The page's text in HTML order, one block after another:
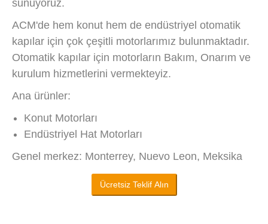
sunuyoruz.
ACM'de hem konut hem de endüstriyel otomatik
kapılar için çok çeşitli motorlarımız bulunmaktadır.
Otomatik kapılar için motorların Bakım, Onarım ve
kurulum hizmetlerini vermekteyiz.
Ana ürünler:
Konut Motorları
Endüstriyel Hat Motorları
Genel merkez: Monterrey, Nuevo Leon, Meksika
Ücretsiz Teklif Alın